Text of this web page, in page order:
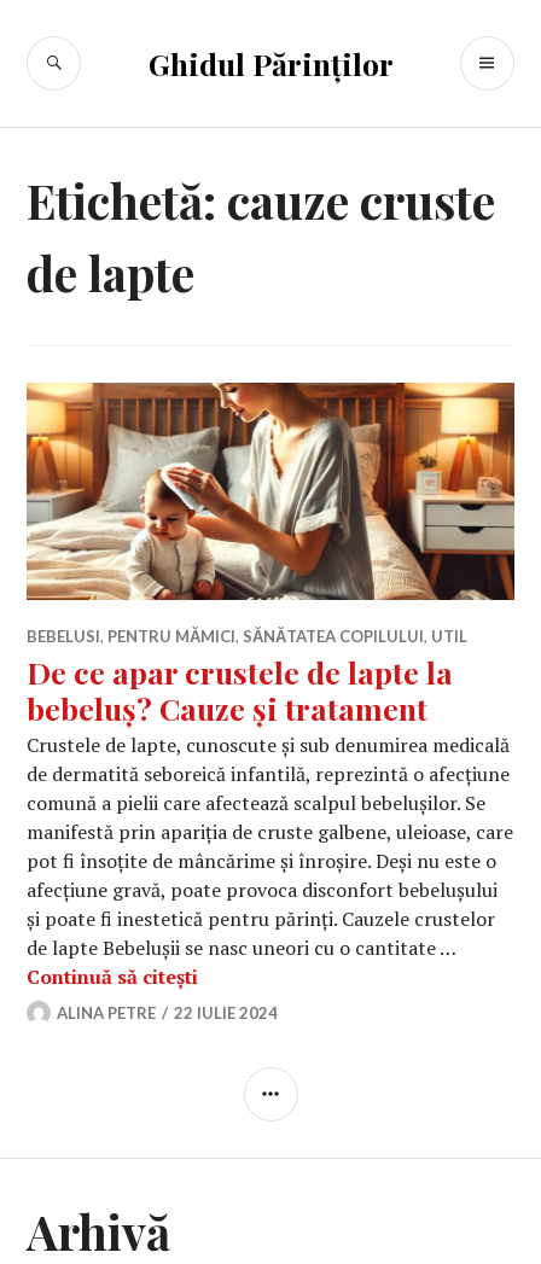
conținut
Ghidul Părinților
CĂUTARE
Etichetă: cauze cruste
de lapte
BEBELUSI, PENTRU MĂMICI, SĂNĂTATEA COPILULUI, UTIL
De ce apar crustele de lapte la
bebeluș? Cauze și tratament
Crustele de lapte, cunoscute și sub denumirea medicală
de dermatită seboreică infantilă, reprezintă o afecțiune
comună a pielii care afectează scalpul bebelușilor. Se
manifestă prin apariția de cruste galbene, uleioase, care
pot fi însoțite de mâncărime și înroșire. Deși nu este o
afecțiune gravă, poate provoca disconfort bebelușului
și poate fi inestetică pentru părinți. Cauzele crustelor
de lapte Bebelușii se nasc uneori cu o cantitate …
Continuă să citești
ALINA PETRE 22 IULIE 2024
BARĂ
Arhivă